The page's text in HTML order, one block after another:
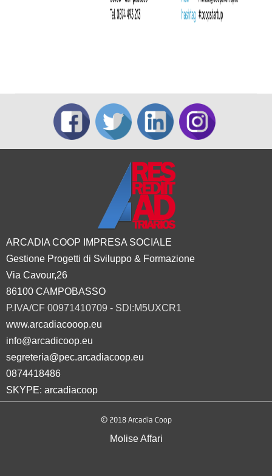
ARCADIA COOP IMPRESA SOCIALE
Gestione Progetti di Sviluppo & Formazione
Via Cavour,26
86100 CAMPOBASSO
P.IVA/CF 00971410709 - SDI:M5UXCR1
www.arcadiacooop.eu
info@arcadicoop.eu
segreteria@pec.arcadiacoop.eu
0874418486
SKYPE: arcadiacoop
© 2018 Arcadia Coop
Molise Affari